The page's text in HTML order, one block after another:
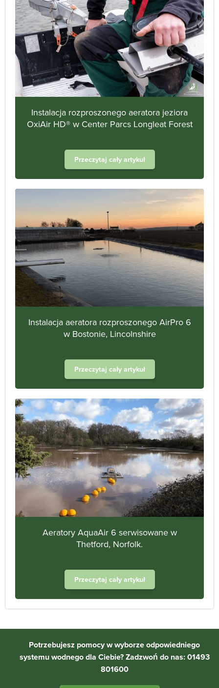
Instalacja rozproszonego aeratora jeziora
OxiAir HD® w Center Parcs Longleat Forest
Przeczytaj cały artykuł
Instalacja aeratora rozproszonego AirPro 6
w Bostonie, Lincolnshire
Przeczytaj cały artykuł
Aeratory AquaAir 6 serwisowane w
Thetford, Norfolk.
Przeczytaj cały artykuł
Potrzebujesz pomocy w wyborze odpowiedniego
systemu wodnego dla Ciebie? Zadzwoń do nas: 01493
801600